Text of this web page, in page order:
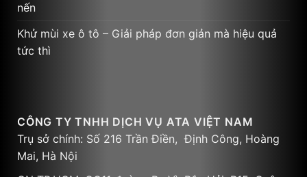
nến
Khử mùi xe ô tô – Giải pháp đơn giản mà hiệu quả
tức thì
CÔNG TY TNHH DỊCH VỤ ATA VIỆT NAM
Trụ sở chính: Số 216 Trần Điền, Định Công, Hoàng
Mai, Hà Nội